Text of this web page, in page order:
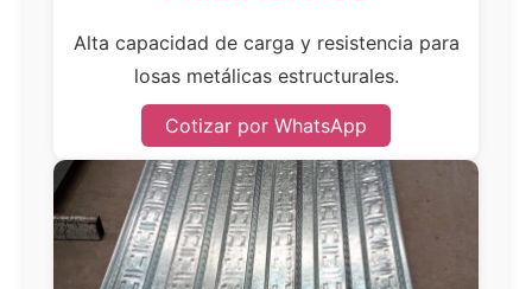
Alta capacidad de carga y resistencia para
losas metálicas estructurales.
Cotizar por WhatsApp